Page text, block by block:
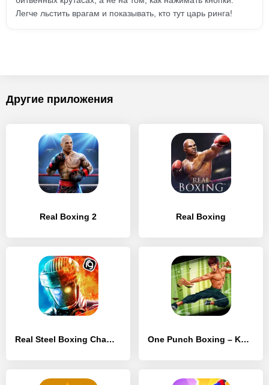
Легче льстить врагам и показывать, кто тут царь ринга!
Другие приложения
Real Boxing 2 Real Boxing
Real Steel Boxing Champions One Punch Boxing – Kung Fu Attack